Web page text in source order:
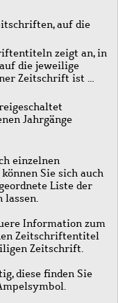
auf die
zeigt an, in
die jeweilige
Zeitschrift ist …
Jahrgänge
einzelnen
Sie sich auch
Liste der
lassen.
Information zum
Zeitschriftentitel
Zeitschrift.
diese finden Sie